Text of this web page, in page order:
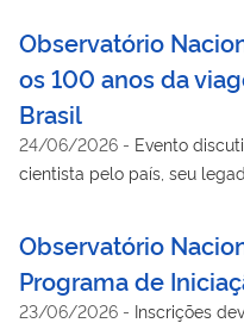
Observatório
os 100 anos da
Brasil
24/06/2026 - Evento
cientista pelo país, seu
Observatório
Programa de
23/06/2026 - Inscrições